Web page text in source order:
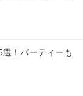
！パーティーも